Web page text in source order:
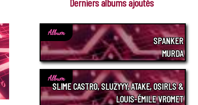
Derniers albums ajoutés
Album
SPANKER
MURDA
Album
SLIME CASTRO, SLUZYYY, ATAKE, OSIRLS &
LOUIS-ÉMILE VROMET